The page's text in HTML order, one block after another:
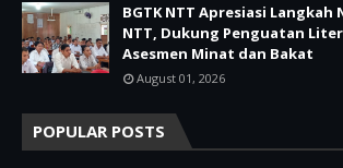
BGTK NTT Apresiasi Langkah
NTT, Dukung Penguatan
Asesmen Minat dan Bakat
August 01, 2026
POPULAR POSTS